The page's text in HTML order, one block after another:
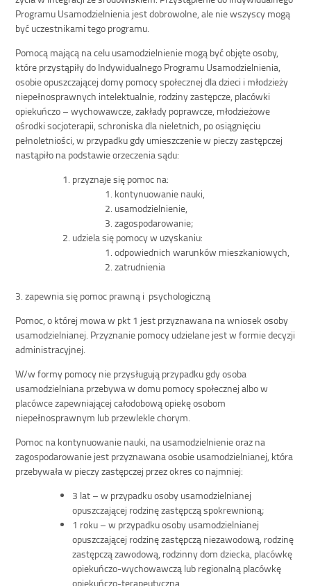
Programu Usamodzielnienia jest dobrowolne, ale nie wszyscy mogą
być uczestnikami tego programu.
Pomocą mającą na celu usamodzielnienie mogą być objęte osoby,
które przystąpiły do Indywidualnego Programu Usamodzielnienia,
osobie opuszczającej domy pomocy społecznej dla dzieci i młodzieży
niepełnosprawnych intelektualnie, rodziny zastępcze, placówki
opiekuńczo – wychowawcze, zakłady poprawcze, młodzieżowe
ośrodki socjoterapii, schroniska dla nieletnich, po osiągnięciu
pełnoletniości, w przypadku gdy umieszczenie w pieczy zastępczej
nastąpiło na podstawie orzeczenia sądu:
przyznaje się pomoc na:
kontynuowanie nauki,
usamodzielnienie,
zagospodarowanie;
udziela się pomocy w uzyskaniu:
odpowiednich warunków mieszkaniowych,
zatrudnienia
3. zapewnia się pomoc prawną i psychologiczną
Pomoc, o której mowa w pkt 1 jest przyznawana na wniosek osoby
usamodzielnianej. Przyznanie pomocy udzielane jest w formie decyzji
administracyjnej.
W/w formy pomocy nie przysługują przypadku gdy osoba
usamodzielniana przebywa w domu pomocy społecznej albo w
placówce zapewniającej całodobową opiekę osobom
niepełnosprawnym lub przewlekle chorym.
Pomoc na kontynuowanie nauki, na usamodzielnienie oraz na
zagospodarowanie jest przyznawana osobie usamodzielnianej, która
przebywała w pieczy zastępczej przez okres co najmniej:
3 lat – w przypadku osoby usamodzielnianej
opuszczającej rodzinę zastępczą spokrewnioną;
1 roku – w przypadku osoby usamodzielnianej
opuszczającej rodzinę zastępczą niezawodową, rodzinę
zastępczą zawodową, rodzinny dom dziecka, placówkę
opiekuńczo-wychowawczą lub regionalną placówkę
opiekuńczo-terapeutyczną.